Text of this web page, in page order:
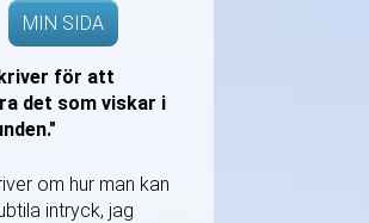
MIN SIDA
för att
det som viskar i
om hur man kan
intryck, jag